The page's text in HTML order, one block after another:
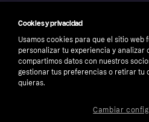
Cookies y privacidad
Usamos cookies para que el sitio
personalizar tu experiencia y analizar
compartimos datos con nuestros
gestionar tus preferencias o retirar tu
quieras.
Cambiar